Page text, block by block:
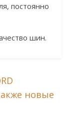
постоянно
шин.
новые